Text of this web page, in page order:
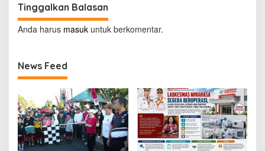
Tinggalkan Balasan
Anda harus masuk untuk berkomentar.
News Feed